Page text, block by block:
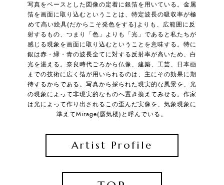
写真をベースとした図像の定着に銀箔を用いている。金属
箔を画面に取り込むということは、特定波長の吸収率が極
めて高い絵具(だからこそ発色をする)よりも、広範囲に反
射するもの、つまり「色」よりも「光」であると私たちが
感じる現象を画面に取り込むということを意味する。特に
銀は赤・緑・青の波長全てに対する反射率が高いため、白
光を湛える。奈良時代ごろから仏像、建築、工芸、日本画
までの技術に広く箔が用いられるのは、主にその効果に期
待するからである。写真から採られた現実的な風景を、光
の現象によって非現実的なものへ置き換えてみせる。作家
は光によって作り出されるこの歪んだ実像を、気象現象に
準えてMirage(蜃気楼)と呼んでいる。
Artist Profile